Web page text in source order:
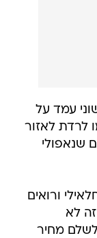
עמד על
לרדת לאזור
שנאפולי
ורואים
לא
לשלם מחיר